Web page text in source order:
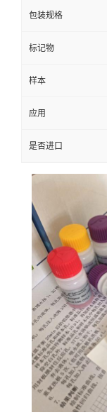
包装规格
标记物
样本
应用
是否进口